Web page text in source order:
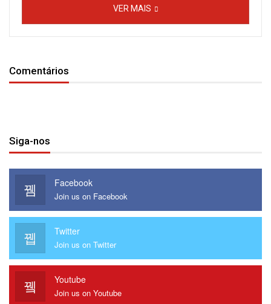
construção de novas unidades.
VER MAIS
Comentários
Siga-nos
Facebook
Join us on Facebook
Twitter
Join us on Twitter
Youtube
Join us on Youtube